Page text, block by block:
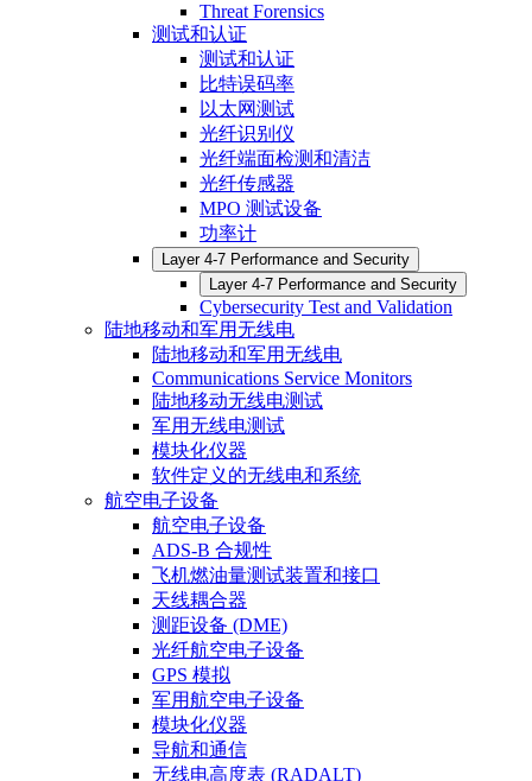
Threat Forensics
测试和认证
测试和认证
比特误码率
以太网测试
光纤识别仪
光纤端面检测和清洁
光纤传感器
MPO 测试设备
功率计
Layer 4-7 Performance and Security
Layer 4-7 Performance and Security
Cybersecurity Test and Validation
陆地移动和军用无线电
陆地移动和军用无线电
Communications Service Monitors
陆地移动无线电测试
军用无线电测试
模块化仪器
软件定义的无线电和系统
航空电子设备
航空电子设备
ADS-B 合规性
飞机燃油量测试装置和接口
天线耦合器
测距设备 (DME)
光纤航空电子设备
GPS 模拟
军用航空电子设备
模块化仪器
导航和通信
无线电高度表 (RADALT)